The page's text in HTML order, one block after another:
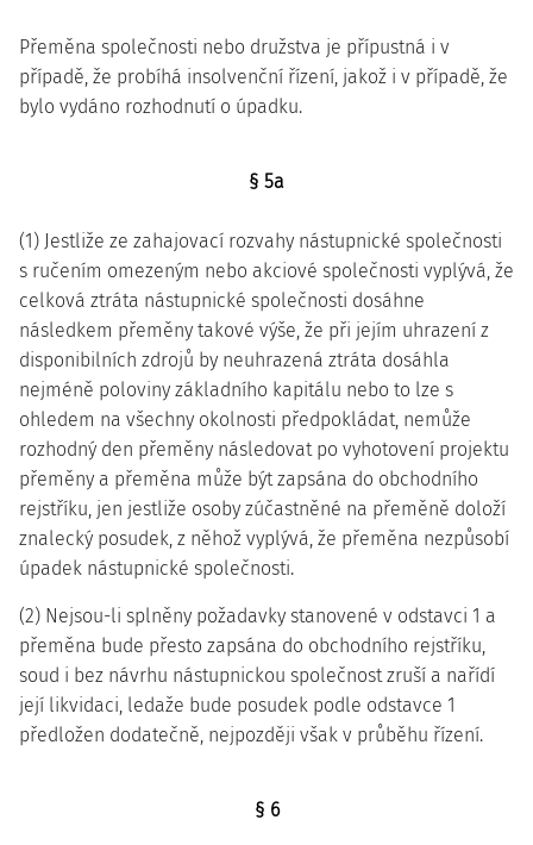
Přeměna společnosti nebo družstva je přípustná i v
případě, že probíhá insolvenční řízení, jakož i v případě, že
bylo vydáno rozhodnutí o úpadku.
§ 5a
(1) Jestliže ze zahajovací rozvahy nástupnické společnosti
s ručením omezeným nebo akciové společnosti vyplývá, že
celková ztráta nástupnické společnosti dosáhne
následkem přeměny takové výše, že při jejím uhrazení z
disponibilních zdrojů by neuhrazená ztráta dosáhla
nejméně poloviny základního kapitálu nebo to lze s
ohledem na všechny okolnosti předpokládat, nemůže
rozhodný den přeměny následovat po vyhotovení projektu
přeměny a přeměna může být zapsána do obchodního
rejstříku, jen jestliže osoby zúčastněné na přeměně doloží
znalecký posudek, z něhož vyplývá, že přeměna nezpůsobí
úpadek nástupnické společnosti.
(2) Nejsou-li splněny požadavky stanovené v odstavci 1 a
přeměna bude přesto zapsána do obchodního rejstříku,
soud i bez návrhu nástupnickou společnost zruší a nařídí
její likvidaci, ledaže bude posudek podle odstavce 1
předložen dodatečně, nejpozději však v průběhu řízení.
§ 6